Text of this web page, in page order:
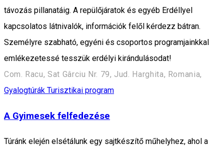
távozás pillanatáig. A repülőjáratok és egyéb Erdéllyel
kapcsolatos látnivalók, információk felől kérdezz bátran.
Személyre szabható, egyéni és csoportos programjainkkal
emlékezetessé tesszük erdélyi kirándulásodat!
Com. Racu, Sat Gârciu Nr. 79, Jud. Harghita, Romania,
Gyalogtúrák Turisztikai program
A Gyimesek felfedezése
Túránk elején elsétálunk egy sajtkészítő műhelyhez, ahol a